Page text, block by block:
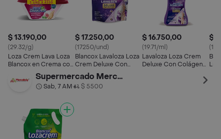
$ 13.190,00
(29.32/g)
Loza Crem Lava Loza
Blancox en Crema con
Aloe Vera y Aroma a
Rosas
$ 17.250,00
(17250/und)
Blancox Lavaloza Loza
Crem Deluxe Con
Colágeno
$ 16.750,00
(19.71/ml)
Lavaloza Loza Crem
Deluxe Con Colágeno
$
Supermercado Mercaboy
Sab, 7 AM• $ 5500